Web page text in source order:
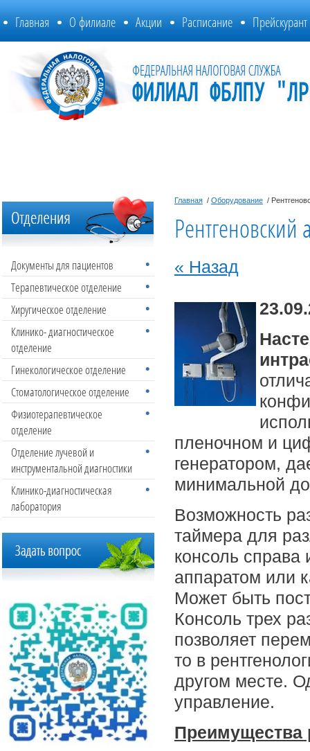
Главная О филиале Акции Расписание Прейскурант
Главная/ Оборудование/
« Назад
пленочном и
генератором,
минимальной
Возможность
таймера для
консоль
аппаратом или
Может быть
Консоль трех
позволяет
то в
другом месте.
управление.
Преимущества
Документы для пациентов
Терапевтическое отделение
Хиругическое отделение
Клинико- диагностическое
отделение
Гинекологическое отделение
Стоматологическое отделение
Физиотерапевтическое
отделение
Отделение лучевой и
инструментальной диагностики
Клинико-диагностическая
лаборатория